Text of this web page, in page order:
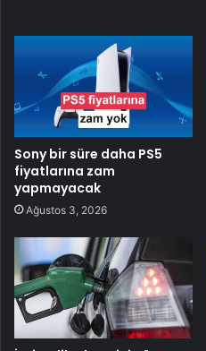
Sony bir süre daha PS5
fiyatlarına zam
yapmayacak
Ağustos 3, 2026